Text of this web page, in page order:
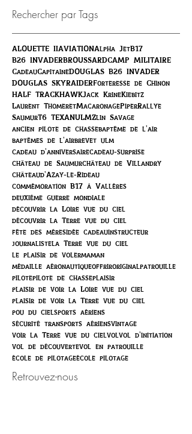
Rechercher par Tags
ALOUETTE IIAVIATIONAlpha JetB17
B26 INVADERBROUSSARDCAMP MILITAIRE
CadeauCapitaineDOUGLAS B26 INVADER
DOUGLAS SKYRAIDERForteresse de Chinon
HALF TRACKHAWKJack KrineKiebitz
Laurent ThomeretMacaronagePiperRallye
SaumurT6 TEXANULMZlin Savage
ancien pilote de chassebaptême de l'air
baptêmes de l'airbrevet ulm
cadeau d'anniversairecadeau-surprise
château de Saumurchâteau de Villandry
châteaud'Azay-le-Rideau
commémoration B17 à Vallères
deuxième guerre mondiale
découvrir la Loire vue du ciel
découvrir la Terre vue du ciel
fête des mèresidée cadeauinstructeur
journalistela Terre vue du ciel
le plaisir de volermaman
médaille aéronautiqueoffriroriginalpatrouille
pilotepilote de chasseplaisir
plaisir de voir la Loire vue du ciel
plaisir de voir la Terre vue du ciel
pou du cielsports aériens
sécurité transports aériensvintage
voir la Terre vue du cielvolvol d'initiation
vol de découvertevol en patrouille
école de pilotageécole pilotage
Retrouvez-nous